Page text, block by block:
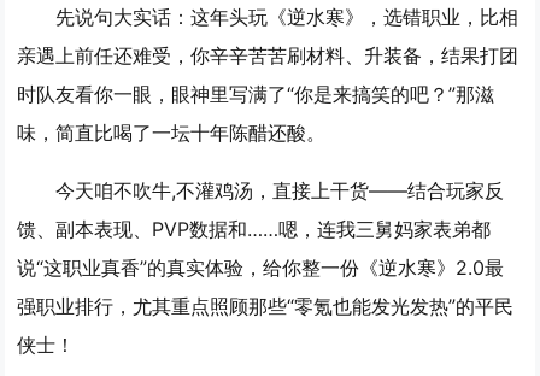
先说句大实话：这年头玩《逆水寒》，选错职业，比相
亲遇上前任还难受，你辛辛苦苦刷材料、升装备，结果打团
时队友看你一眼，眼神里写满了“你是来搞笑的吧？”那滋
味，简直比喝了一坛十年陈醋还酸。
今天咱不吹牛,不灌鸡汤，直接上干货——结合玩家反
馈、副本表现、PVP数据和……嗯，连我三舅妈家表弟都
说“这职业真香”的真实体验，给你整一份《逆水寒》2.0最
强职业排行，尤其重点照顾那些“零氪也能发光发热”的平民
侠士！